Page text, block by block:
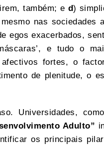
também; e d)
nas sociedades
egos exacerbados,
e tudo o
fortes, o
de plenitude, o
Universidades,
Adulto”
os principais